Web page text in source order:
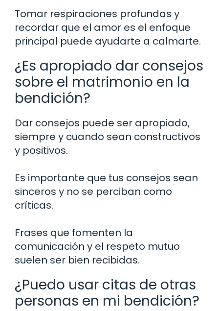
Tomar respiraciones profundas y
recordar que el amor es el enfoque
principal puede ayudarte a calmarte.
¿Es apropiado dar consejos
sobre el matrimonio en la
bendición?
Dar consejos puede ser apropiado,
siempre y cuando sean constructivos
y positivos.
Es importante que tus consejos sean
sinceros y no se perciban como
críticas.
Frases que fomenten la
comunicación y el respeto mutuo
suelen ser bien recibidas.
¿Puedo usar citas de otras
personas en mi bendición?